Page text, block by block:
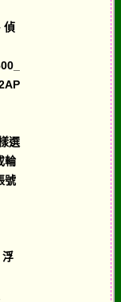
偵
選
輪
號